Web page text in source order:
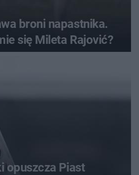
broni napastnika.
się Mileta Rajović?
opuszcza Piast